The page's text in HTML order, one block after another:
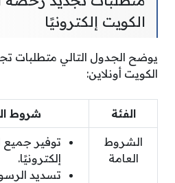
الكويت إلكترونيًا
يوضح الجدول التالي متطلبات
الكويت أونلاين:
الفئة شروط
الشروط
العامة
توفير جميع
إلكترونيًا.
تسديد